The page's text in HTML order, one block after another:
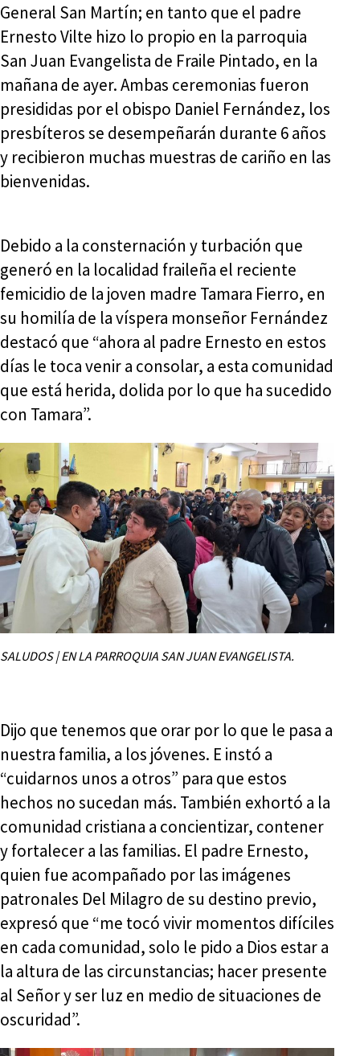
General San Martín; en tanto que el padre
Ernesto Vilte hizo lo propio en la parroquia
San Juan Evangelista de Fraile Pintado, en la
mañana de ayer. Ambas ceremonias fueron
presididas por el obispo Daniel Fernández, los
presbíteros se desempeñarán durante 6 años
y recibieron muchas muestras de cariño en las
bienvenidas.
Debido a la consternación y turbación que
generó en la localidad fraileña el reciente
femicidio de la joven madre Tamara Fierro, en
su homilía de la víspera monseñor Fernández
destacó que “ahora al padre Ernesto en estos
días le toca venir a consolar, a esta comunidad
que está herida, dolida por lo que ha sucedido
con Tamara”.
SALUDOS | EN LA PARROQUIA SAN JUAN EVANGELISTA.
Dijo que tenemos que orar por lo que le pasa a
nuestra familia, a los jóvenes. E instó a
“cuidarnos unos a otros” para que estos
hechos no sucedan más. También exhortó a la
comunidad cristiana a concientizar, contener
y fortalecer a las familias. El padre Ernesto,
quien fue acompañado por las imágenes
patronales Del Milagro de su destino previo,
expresó que “me tocó vivir momentos difíciles
en cada comunidad, solo le pido a Dios estar a
la altura de las circunstancias; hacer presente
al Señor y ser luz en medio de situaciones de
oscuridad”.